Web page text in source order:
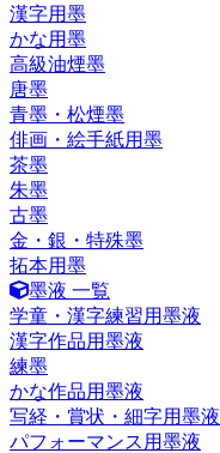
漢字用墨
かな用墨
高級油煙墨
唐墨
青墨・松煙墨
俳画・絵手紙用墨
茶墨
朱墨
古墨
金・銀・特殊墨
拓本用墨
墨液 一覧
学童・漢字練習用墨液
漢字作品用墨液
練墨
かな作品用墨液
写経・賞状・細字用墨液
パフォーマンス用墨液